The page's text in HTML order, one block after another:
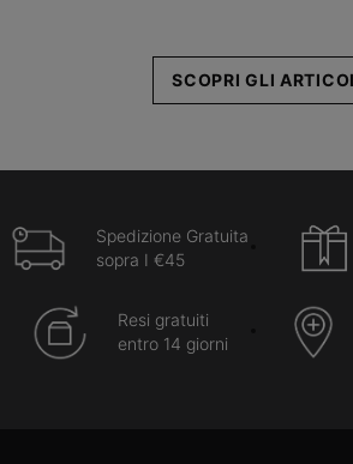
SCOPRI GLI
Spedizione Gratuita
sopra I €45
Resi gratuiti
entro 14 giorni